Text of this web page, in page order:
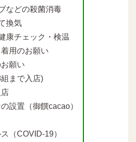
などの殺菌消毒
換気
康チェック・検温
用のお願い
願い
まで入店)
設置（御饌cacao）
（COVID-19）